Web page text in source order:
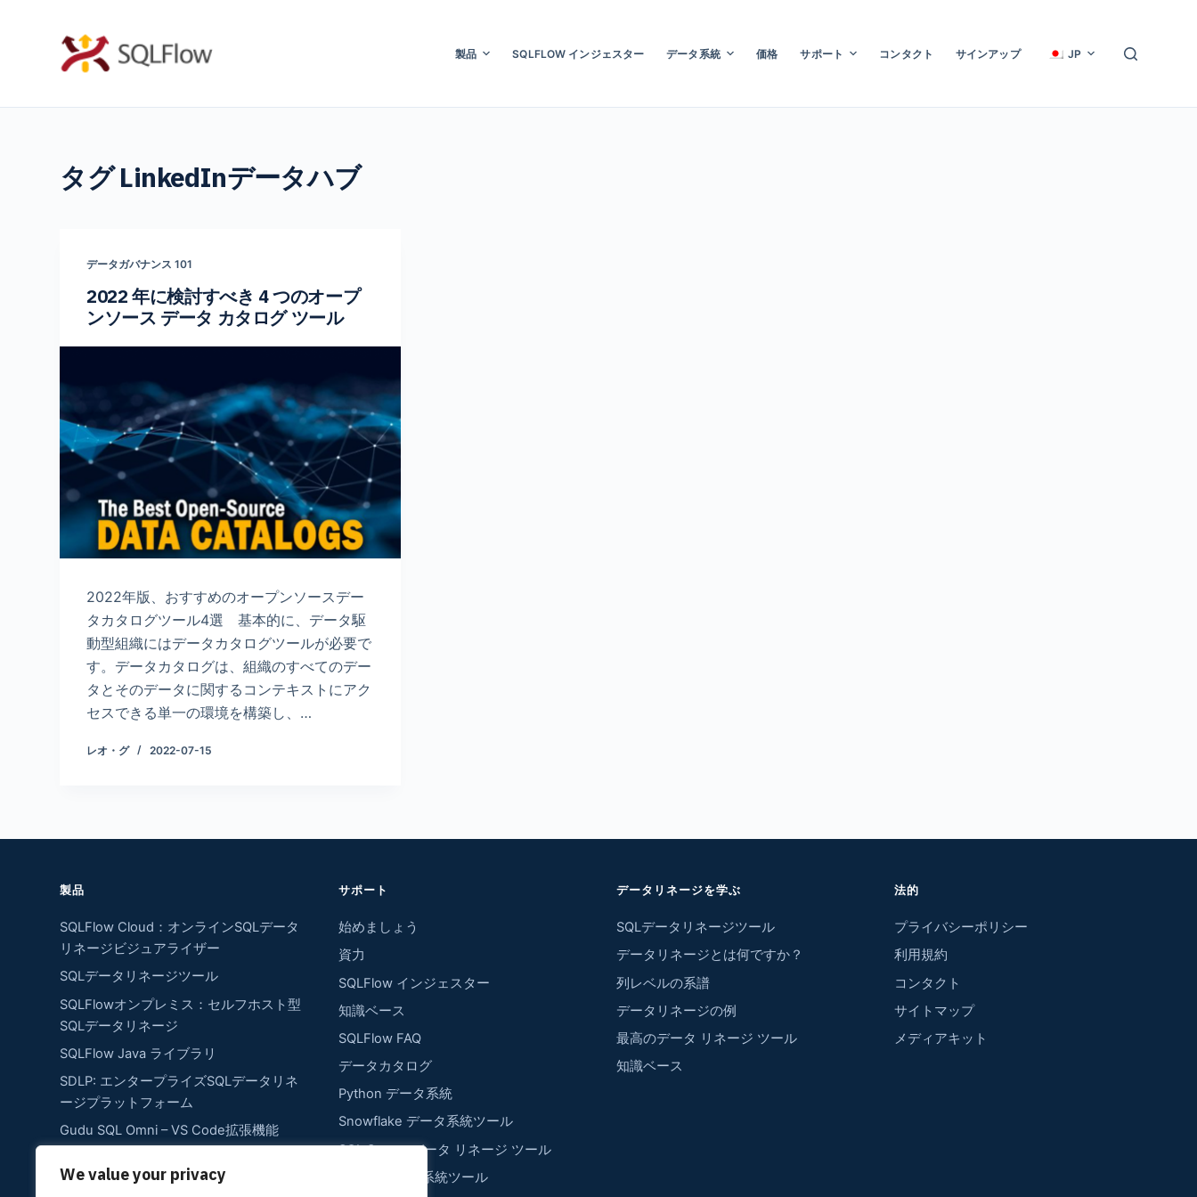
We value your privacy
製品 SQLFLOW インジェスター データ系統 価格 サポート コンタクト サインアップ JP
タグLinkedInデータハブ
データガバナンス 101
2022 年に検討すべき 4 つのオープ
ンソース データ カタログ ツール
2022年版、おすすめのオープンソースデー
タカタログツール4選 基本的に、データ駆
動型組織にはデータカタログツールが必要で
す。データカタログは、組織のすべてのデー
タとそのデータに関するコンテキストにアク
セスできる単一の環境を構築し、…
レオ・グ 2022-07-15
製品
SQLFlow Cloud：オンラインSQLデータ
リネージビジュアライザー
SQLデータリネージツール
SQLFlowオンプレミス：セルフホスト型
SQLデータリネージ
SQLFlow Java ライブラリ
SDLP: エンタープライズSQLデータリネ
ージプラットフォーム
Gudu SQL Omni – VS Code拡張機能
ジ抽出の自動化
サポート
始めましょう
資力
SQLFlow インジェスター
知識ベース
SQLFlow FAQ
データカタログ
Python データ系統
Snowflake データ系統ツール
SQL Server データ リネージ ツール
Oracle データ系統ツール
データリネージを学ぶ
SQLデータリネージツール
データリネージとは何ですか？
列レベルの系譜
データリネージの例
最高のデータ リネージ ツール
知識ベース
法的
プライバシーポリシー
利用規約
コンタクト
サイトマップ
メディアキット